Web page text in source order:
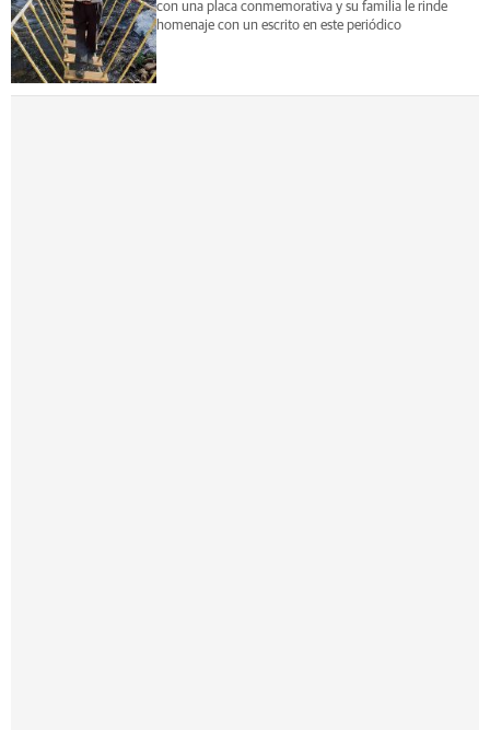
con una placa conmemorativa y su familia le rinde
homenaje con un escrito en este periódico